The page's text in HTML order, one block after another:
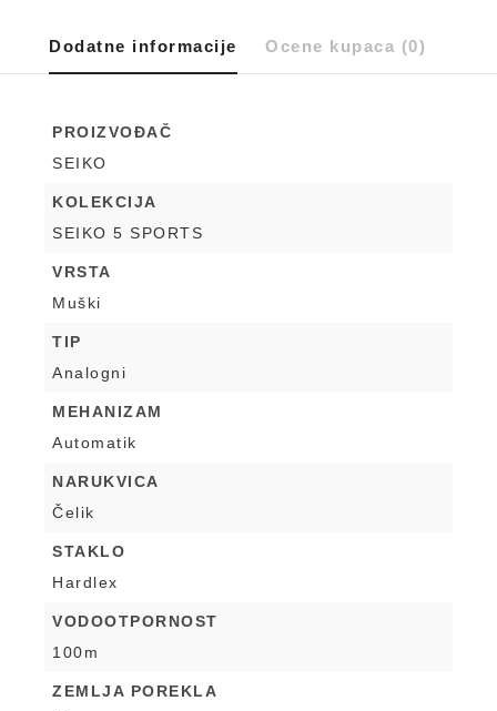
Dodatne informacije Ocene kupaca (0)
PROIZVOĐAČ
SEIKO
KOLEKCIJA
SEIKO 5 SPORTS
VRSTA
Muški
TIP
Analogni
MEHANIZAM
Automatik
NARUKVICA
Čelik
STAKLO
Hardlex
VODOOTPORNOST
100m
ZEMLJA POREKLA